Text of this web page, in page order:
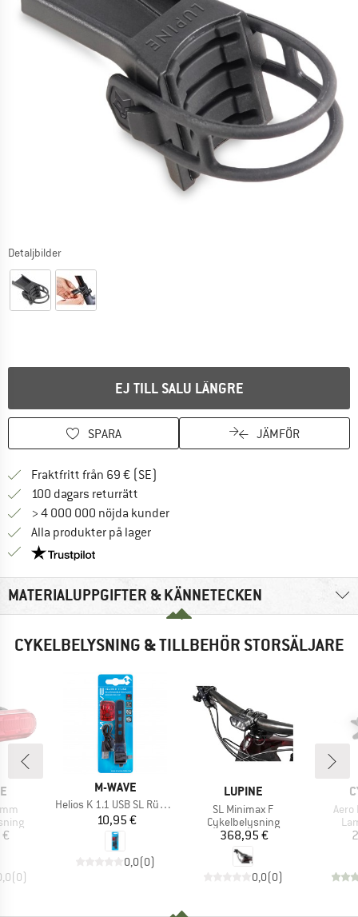
Detaljbilder
EJ TILL SALU LÄNGRE
SPARA JÄMFÖR
Fraktfritt från 69 € (SE)
100 dagars returrätt
> 4 000 000 nöjda kunder
Alla produkter på lager
Trust Pilot-garanti - hitta all information här!
MATERIALUPPGIFTER & KÄNNETECKEN
CYKELBELYSNING & TILLBEHÖR STORSÄLJARE
(0)
VARUMÄRKE
M-WAVE
Produkter
Helios K 1.1 USB SL Rücklicht
Pris
10,95 €
0,0(0)
VARUMÄRKE
LUPINE
Produkter
SL Minimax F
Produktgrupp
Cykelbelysning
Pris
368,95 €
0,0(0)